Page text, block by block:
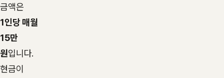
금액은
1인당 매월
15만
원입니다.
현금이